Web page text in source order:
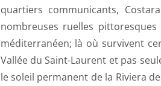
quartiers communicants,
nombreuses ruelles
méditerranéen; là où survivent
Vallée du Saint-Laurent et pas
le soleil permanent de la Riviera